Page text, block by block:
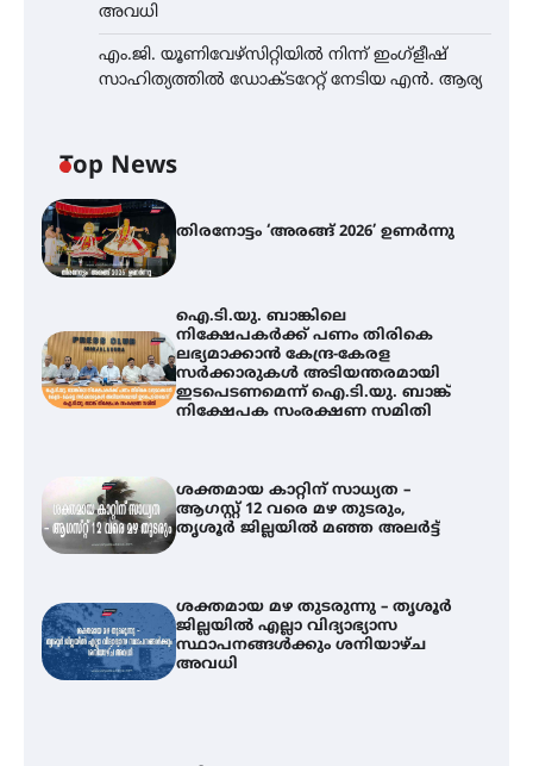
അവധി
എം.ജി. യൂണിവേഴ്‌സിറ്റിയിൽ നിന്ന് ഇംഗ്ളീഷ്
സാഹിത്യത്തിൽ ഡോക്ടറേറ്റ് നേടിയ എൻ. ആര്യ
Top News
തിരനോട്ടം ‘അരങ്ങ് 2026’ ഉണർന്നു
ഐ.ടി.യു. ബാങ്കിലെ
നിക്ഷേപകർക്ക് പണം തിരികെ
ലഭ്യമാക്കാൻ കേന്ദ്ര-കേരള
സർക്കാരുകൾ അടിയന്തരമായി
ഇടപെടണമെന്ന് ഐ.ടി.യു. ബാങ്ക്
നിക്ഷേപക സംരക്ഷണ സമിതി
ശക്തമായ കാറ്റിന് സാധ്യത –
ആഗസ്റ്റ് 12 വരെ മഴ തുടരും,
തൃശൂർ ജില്ലയിൽ മഞ്ഞ അലർട്ട്
ശക്തമായ മഴ തുടരുന്നു – തൃശൂർ
ജില്ലയിൽ എല്ലാ വിദ്യാഭ്യാസ
സ്ഥാപനങ്ങൾക്കും ശനിയാഴ്ച
അവധി